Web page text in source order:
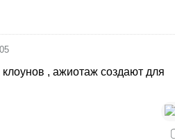
, ажиотаж создают для